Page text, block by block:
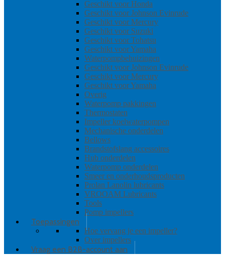
Geschikt voor Honda
Geschikt voor Johnson Evinrude
Geschikt voor Mercury
Geschikt voor Suzuki
Geschikt voor Tohatsu
Geschikt voor Yamaha
Waterpompbehuizingen
Geschikt voor Johnson Evinrude
Geschikt voor Mercury
Geschikt voor Yamaha
Overig
Waterpomp pakkingen
Thermostaten
Impeller koelwaterpompen
Mechanische onderdelen
Bellows
Brandstofslang accessoires
Hub onderdelen
Waterpomp onderdelen
Smeer en onderhoudsproducten
Prolan Lanolin lubricants
VROOAM Lubricants
Tools
Pomp impellers
Toepassingen
Hoe vervang je een impeller?
Over impellers
Vraag een B2B-account aan